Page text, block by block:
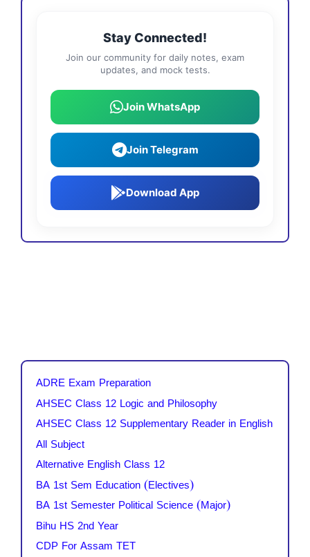
Stay Connected!
Join our community for daily notes, exam
updates, and mock tests.
Join WhatsApp
Join Telegram
Download App
ADRE Exam Preparation
AHSEC Class 12 Logic and Philosophy
AHSEC Class 12 Supplementary Reader in English
All Subject
Alternative English Class 12
BA 1st Sem Education (Electives)
BA 1st Semester Political Science (Major)
Bihu HS 2nd Year
CDP For Assam TET